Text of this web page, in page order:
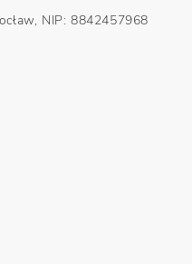
NIP: 8842457968